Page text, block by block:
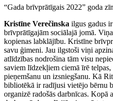
“Gada brīvprātīgais 2022” goda
Kristīne Verečinska ilgus gadus
brīvprātīgajām sociālajā jomā.
kopienas labklājību. Kristīne
savu ģimeni. Jau ilgstoši viņi
atlīdzības nodrošina tām visu
saviem līdzekļiem ciemā īrē
pieņemšanu un izsniegšanu. Kā
bibliotēkā ir radījusi vietējo bērnu
organizē radošās darbnīcas. Kopā